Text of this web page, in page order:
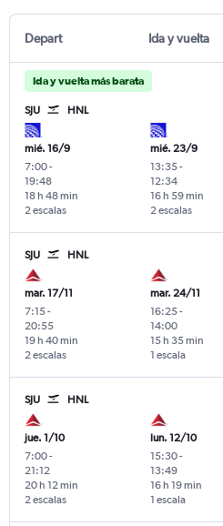
Depart Ida y vuelta
Ida y vuelta más barata
SJU HNL
mié. 16/9
7:00-
19:48
2 escalas
18 h 48 min
mié. 23/9
13:35-
12:34
2 escalas
16 h 59 min
SJU HNL
mar. 17/11
7:15-
20:55
2 escalas
19 h 40 min
mar. 24/11
16:25-
14:00
1 escala
15 h 35 min
SJU HNL
jue. 1/10
7:00-
21:12
2 escalas
20 h 12 min
lun. 12/10
15:30-
13:49
1 escala
16 h 19 min